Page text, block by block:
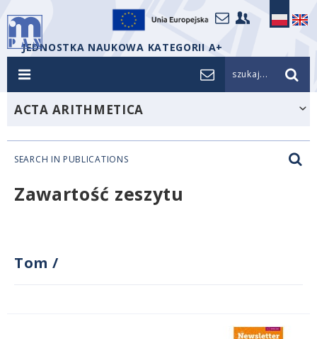
JEDNOSTKA NAUKOWA KATEGORII A+
szukaj...
ACTA ARITHMETICA
SEARCH IN PUBLICATIONS
Zawartość zeszytu
Tom /